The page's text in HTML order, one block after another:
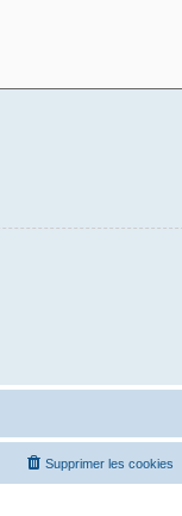
Supprimer les cookies